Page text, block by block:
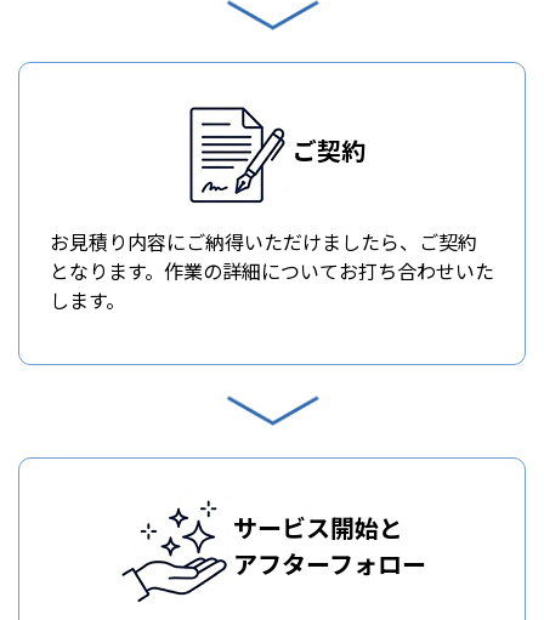
ご契約
お見積り内容にご納得いただけましたら、ご契約
となります。作業の詳細についてお打ち合わせいた
します。
サービス開始と
アフターフォロー